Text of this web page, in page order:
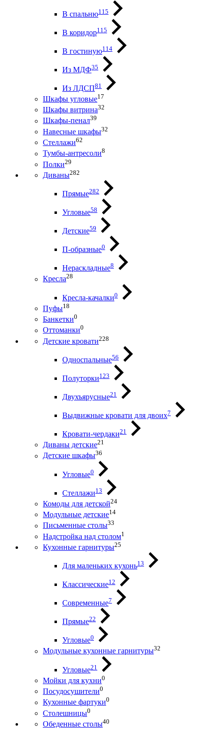
В спальню115
В коридор115
В гостиную114
Из МДФ35
Из ЛДСП81
Шкафы угловые17
Шкафы витрина32
Шкафы-пенал39
Навесные шкафы32
Стеллажи62
Тумбы-антресоли8
Полки29
Диваны282
Прямые282
Угловые58
Детские59
П-образные0
Нераскладные8
Кресла28
Кресла-качалки0
Пуфы18
Банкетки0
Оттоманки0
Детские кровати228
Односпальные56
Полуторки123
Двухъярусные21
Выдвижные кровати для двоих7
Кровати-чердаки21
Диваны детские21
Детские шкафы36
Угловые0
Стеллажи13
Комоды для детской24
Модульные детские14
Письменные столы33
Надстройка над столом1
Кухонные гарнитуры25
Для маленьких кухонь13
Классические12
Современные7
Прямые22
Угловые0
Модульные кухонные гарнитуры32
Угловые21
Мойки для кухни0
Посудосушители0
Кухонные фартуки0
Столешницы0
Обеденные столы40